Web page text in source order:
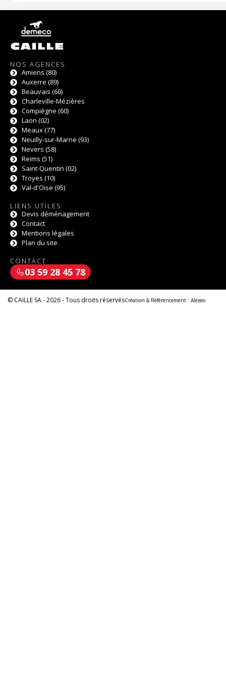
NOS AGENCES
Amiens (80)
Auxerre (89)
Beauvais (60)
Charleville-Mézières
Compiègne (60)
Laon (02)
Meaux (77)
Neuilly-sur-Marne (93)
Nevers (58)
Reims (51)
Saint-Quentin (02)
Troyes (10)
Val-d'Oise (95)
LIENS UTILES
Devis déménagement
Contact
Mentions légales
Plan du site
CONTACT
03 59 28 45 78
© CAILLE SA - 2026 - Tous droits réservésCréation & Référencement : Alexeo